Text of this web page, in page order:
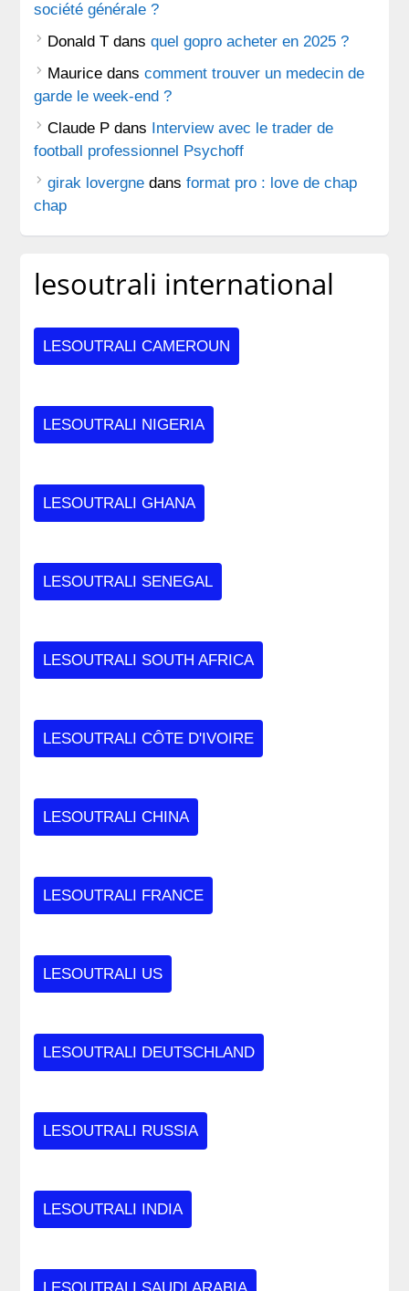
société générale ?
Donald T dansquel gopro acheter en 2025 ?
Maurice danscomment trouver un medecin de
garde le week-end ?
Claude P dans
Interview avec le trader de
football professionnel Psychoff
girak lovergne dansformat pro : love de chap
chap
lesoutrali international
LESOUTRALI CAMEROUN
LESOUTRALI NIGERIA
LESOUTRALI GHANA
LESOUTRALI SENEGAL
LESOUTRALI SOUTH AFRICA
LESOUTRALI CÔTE D'IVOIRE
LESOUTRALI CHINA
LESOUTRALI FRANCE
LESOUTRALI US
LESOUTRALI DEUTSCHLAND
LESOUTRALI RUSSIA
LESOUTRALI INDIA